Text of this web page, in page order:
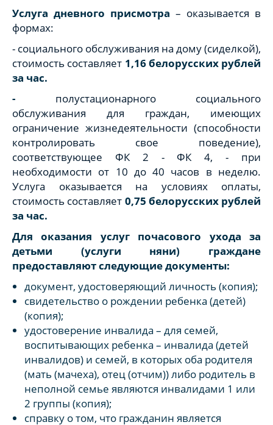
Услуга дневного присмотра – оказывается в
формах:
- социального обслуживания на дому (сиделкой),
стоимость составляет 1,16 белорусских рублей
за час.
- полустационарного социального
обслуживания для граждан, имеющих
ограничение жизнедеятельности (способности
контролировать свое поведение),
соответствующее ФК 2 - ФК 4, - при
необходимости от 10 до 40 часов в неделю.
Услуга оказывается на условиях оплаты,
стоимость составляет 0,75 белорусских рублей
за час.
Для оказания услуг почасового ухода за
детьми (услуги няни) граждане
предоставляют следующие документы:
документ, удостоверяющий личность (копия);
свидетельство о рождении ребенка (детей)
(копия);
удостоверение инвалида – для семей,
воспитывающих ребенка – инвалида (детей
инвалидов) и семей, в которых оба родителя
(мать (мачеха), отец (отчим)) либо родитель в
неполной семье являются инвалидами 1 или
2 группы (копия);
справку о том, что гражданин является